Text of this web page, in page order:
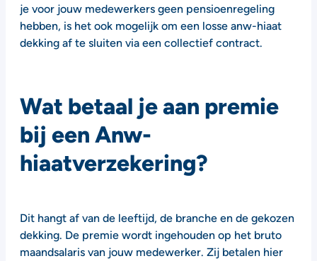
je voor jouw medewerkers geen pensioenregeling
hebben, is het ook mogelijk om een losse anw-hiaat
dekking af te sluiten via een collectief contract.
Wat betaal je aan premie
bij een Anw-
hiaatverzekering?
Dit hangt af van de leeftijd, de branche en de gekozen
dekking. De premie wordt ingehouden op het bruto
maandsalaris van jouw medewerker. Zij betalen hier